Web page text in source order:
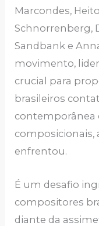
Marcondes,
Schnorrenberg,
Sandbank e
movimento,
crucial para
brasileiros
contemporânea
composicionais,
enfrentou.
É um desafio
compositores
diante da